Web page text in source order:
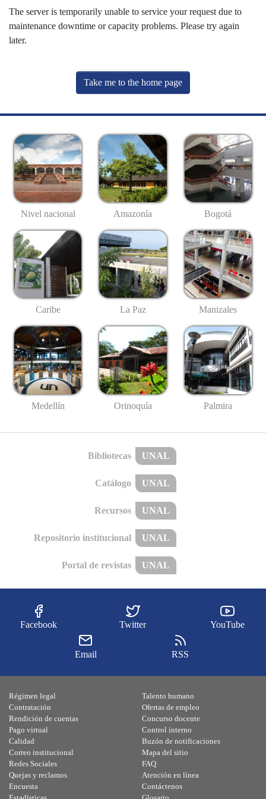
The server is temporarily unable to service your request due to
maintenance downtime or capacity problems. Please try again
later.
Take me to the home page
Nivel nacional Amazonía Bogotá
Caribe La Paz Manizales
Medellín Orinoquía Palmira
Bibliotecas UNAL
Catálogo UNAL
Recursos UNAL
Repositorio institucional UNAL
Portal de revistas UNAL
Facebook Twitter YouTube
Email RSS
Régimen legal
Contratación
Rendición de cuentas
Pago virtual
Calidad
Talento humano
Ofertas de empleo
Concurso docente
Control interno
Buzón de notificaciones
Correo institucional
Redes Sociales
Quejas y reclamos
Encuesta
Mapa del sitio
FAQ
Atención en línea
Contáctenos